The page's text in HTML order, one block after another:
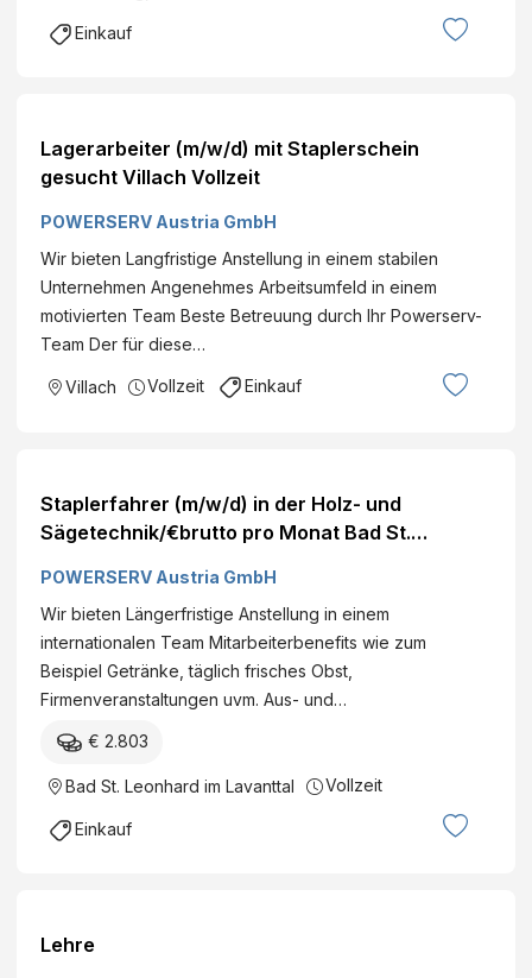
Einkauf
Lagerarbeiter (m/w/d) mit Staplerschein
gesucht Villach Vollzeit
POWERSERV Austria GmbH
Wir bieten Langfristige Anstellung in einem stabilen
Unternehmen Angenehmes Arbeitsumfeld in einem
motivierten Team Beste Betreuung durch Ihr Powerserv-
Team Der für diese…
Villach Vollzeit Einkauf
Staplerfahrer (m/w/d) in der Holz- und
Sägetechnik/€brutto pro Monat Bad St.
POWERSERV Austria GmbH
Wir bieten Längerfristige Anstellung in einem
internationalen Team Mitarbeiterbenefits wie zum
Beispiel Getränke, täglich frisches Obst,
Firmenveranstaltungen uvm. Aus- und…
€ 2.803
Bad St. Leonhard im Lavanttal Vollzeit
Einkauf
Lehre